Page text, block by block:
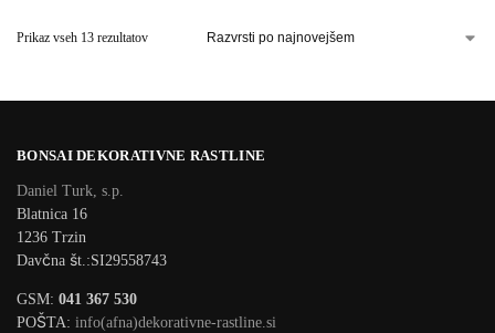
Prikaz vseh 13 rezultatov
BONSAI DEKORATIVNE RASTLINE
Daniel Turk, s.p.
Blatnica 16
1236 Trzin
Davčna št.:SI29558743
GSM: 041 367 530
POŠTA: info(afna)dekorativne-rastline.si